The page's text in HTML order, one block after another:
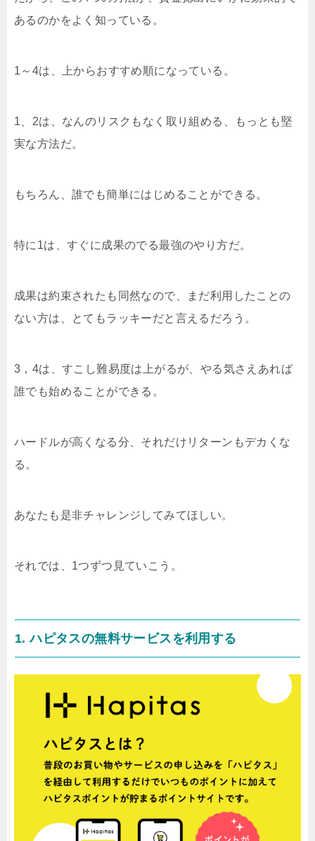
あるのかをよく知っている。
1～4は、上からおすすめ順になっている。
1、2は、なんのリスクもなく取り組める、もっとも堅
実な方法だ。
もちろん、誰でも簡単にはじめることができる。
特に1は、すぐに成果のでる最強のやり方だ。
成果は約束されたも同然なので、まだ利用したことの
ない方は、とてもラッキーだと言えるだろう。
3，4は、すこし難易度は上がるが、やる気さえあれば
誰でも始めることができる。
ハードルが高くなる分、それだけリターンもデカくな
る。
あなたも是非チャレンジしてみてほしい。
それでは、1つずつ見ていこう。
1. ハピタスの無料サービスを利用する